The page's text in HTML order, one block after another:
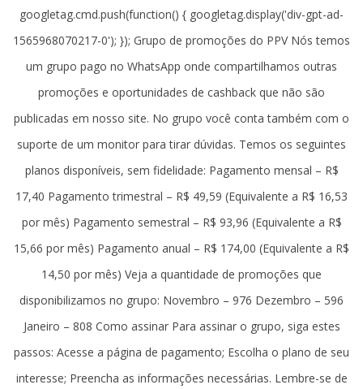
googletag.cmd.push(function() { googletag.display('div-gpt-ad-
1565968070217-0'); }); Grupo de promoções do PPV Nós temos
um grupo pago no WhatsApp onde compartilhamos outras
promoções e oportunidades de cashback que não são
publicadas em nosso site. No grupo você conta também com o
suporte de um monitor para tirar dúvidas. Temos os seguintes
planos disponíveis, sem fidelidade: Pagamento mensal – R$
17,40 Pagamento trimestral – R$ 49,59 (Equivalente a R$ 16,53
por mês) Pagamento semestral – R$ 93,96 (Equivalente a R$
15,66 por mês) Pagamento anual – R$ 174,00 (Equivalente a R$
14,50 por mês) Veja a quantidade de promoções que
disponibilizamos no grupo: Novembro – 976 Dezembro – 596
Janeiro – 808 Como assinar Para assinar o grupo, siga estes
passos: Acesse a página de pagamento; Escolha o plano de seu
interesse; Preencha as informações necessárias. Lembre-se de